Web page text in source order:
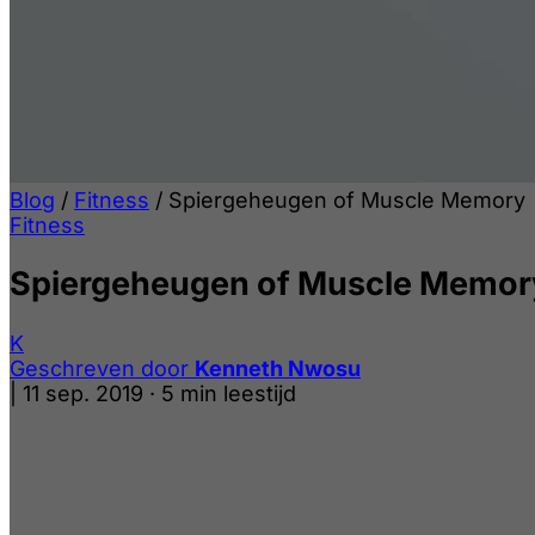
Blog / Fitness / Spiergeheugen of Muscle Memory
Fitness
Spiergeheugen of Muscle
K
Geschreven door Kenneth Nwosu
11 sep. 2019 · 5 min leestijd